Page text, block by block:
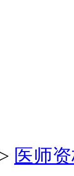
> 医师